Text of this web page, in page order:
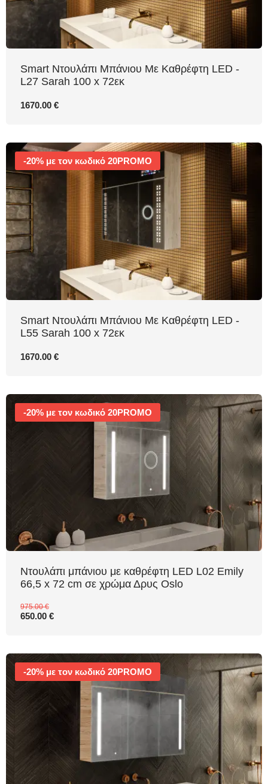
Smart Ντουλάπι Μπάνιου Με Καθρέφτη LED -
L27 Sarah 100 x 72εκ
1670.00 €
-20% με τον κωδικό 20PROMO
Smart Ντουλάπι Μπάνιου Με Καθρέφτη LED -
L55 Sarah 100 x 72εκ
1670.00 €
-20% με τον κωδικό 20PROMO
Ντουλάπι μπάνιου με καθρέφτη LED L02 Emily
66,5 x 72 cm σε χρώμα Δρυς Oslo
975.00 €
650.00 €
-20% με τον κωδικό 20PROMO